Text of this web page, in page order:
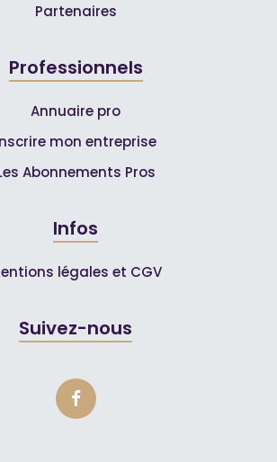
Partenaires
Professionnels
Annuaire pro
mon entreprise
Abonnements Pros
Infos
légales et CGV
Suivez-nous